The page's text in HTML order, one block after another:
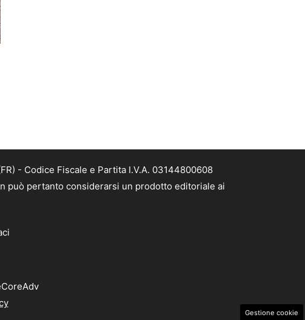
- Codice Fiscale e Partita I.V.A. 03144800608
può pertanto considerarsi un prodotto editoriale ai
Gestione cookie